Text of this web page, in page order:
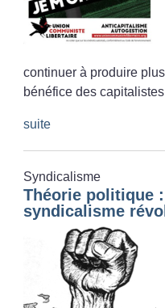
continuer à produire
bénéfice des capitalistes
suite
Syndicalisme
Théorie politique
syndicalisme